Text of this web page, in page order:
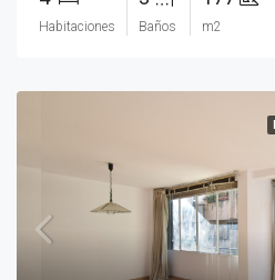
Habitaciones Baños m2